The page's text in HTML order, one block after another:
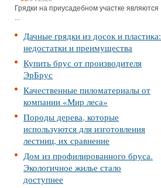
Грядки на приусадебном участке являются
...
Дачные грядки из досок и пластика:
недостатки и преимущества
Купить брус от производителя
ЭрБрус
Качественные пиломатериалы от
компании «Мир леса»
Породы дерева, которые
используются для изготовления
лестниц, их сравнение
Дом из профилированного бруса.
Экологичное жилье стало
доступнее